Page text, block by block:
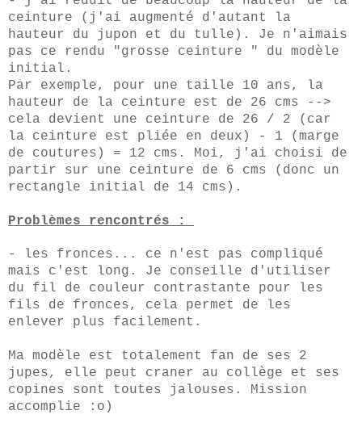
ceinture (j'ai augmenté d'autant la
hauteur du jupon et du tulle). Je n'aimais
pas ce rendu "grosse ceinture " du modèle
initial.
Par exemple, pour une taille 10 ans, la
hauteur de la ceinture est de 26 cms -->
cela devient une ceinture de 26 / 2 (car
la ceinture est pliée en deux) - 1 (marge
de coutures) = 12 cms. Moi, j'ai choisi de
partir sur une ceinture de 6 cms (donc un
rectangle initial de 14 cms).
Problèmes rencontrés :
- les fronces... ce n'est pas compliqué
mais c'est long. Je conseille d'utiliser
du fil de couleur contrastante pour les
fils de fronces, cela permet de les
enlever plus facilement.
Ma modèle est totalement fan de ses 2
jupes, elle peut craner au collège et ses
copines sont toutes jalouses. Mission
accomplie :o)